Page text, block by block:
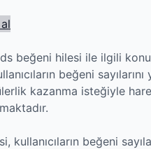
beğeni hilesi ile ilgili
beğeni
kazanma isteğiyle
kullanıcıların beğeni